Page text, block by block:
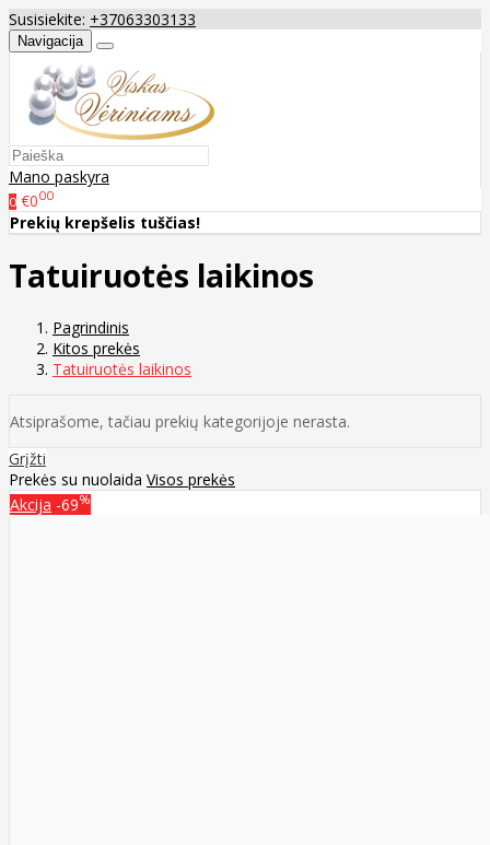
Susisiekite: +37063303133
Navigacija
Mano paskyra
0 €000
Prekių krepšelis tuščias!
Tatuiruotės laikinos
Pagrindinis
Kitos prekės
Tatuiruotės laikinos
Atsiprašome, tačiau prekių kategorijoje nerasta.
Grįžti
Prekės su nuolaida Visos prekės
Akcija -69%